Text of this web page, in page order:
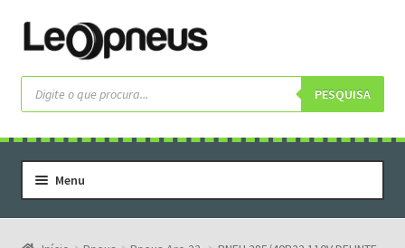
Pular
para
navegação
Pular
para
o
conteúdo
Pesquisar
produtos PESQUISA
Menu
Home